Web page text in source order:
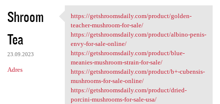
Shroom
Tea
23.09.2023
Adres
https://getshroomsdaily.com
https://getshroomsdaily.com/product/golden-
teacher-mushroom-for-sale/
https://getshroomsdaily.com/product/albino-penis-
envy-for-sale-online/
https://getshroomsdaily.com/product/blue-
meanies-mushroom-strain-for-sale/
https://getshroomsdaily.com/product/b+-cubensis-
mushrooms-for-sale-online/
https://getshroomsdaily.com/product/dried-
porcini-mushrooms-for-sale-usa/